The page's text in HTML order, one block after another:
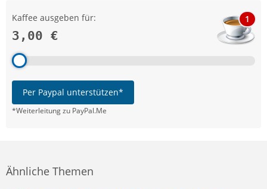
Kaffee ausgeben für:
3,00 €
1
Per Paypal unterstützen*
*Weiterleitung zu PayPal.Me
Ähnliche Themen